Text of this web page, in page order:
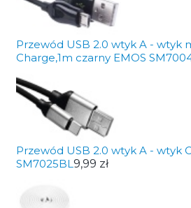
Przewód USB 2.0 wtyk A - wtyk
Charge,1m czarny EMOS
Przewód USB 2.0 wtyk A - wtyk
SM7025BL 9,99 zł